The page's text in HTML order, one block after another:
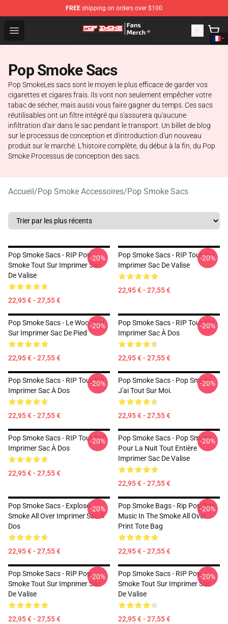
FREE shipping on orders over $100
Open menu
Pop Smoke Store - Official Pop Smoke Merchandise
Pop Smoke Sacs
Pop SmokeLes sacs sont le moyen le plus efficace de garder vos
cigarettes et cigares frais. Ils vont non seulement empêcher votre
tabac de sécher, mais aussi vous faire gagner du temps. Ces sacs
réutilisables ont un filtre intégré qui s'assurera qu'aucune
infiltration d'air dans le sac pendant le transport. Un billet de blog
sur le processus de conception et d'introduction d'un nouveau
produit sur le marché. L'histoire complète, du début à la fin, du Pop
Smoke Processus de conception des sacs.
Accueil/Pop Smoke Accessoires/Pop Smoke Sacs
Pop Smoke Sacs - RIP Pop
Smoke Tout Sur Imprimer Sac
De Valise
22,95 € - 27,55 €
-20%
Pop Smoke Sacs - RIP Tout Sur
Imprimer Sac De Valise
22,95 € - 27,55 €
-20%
Pop Smoke Sacs - Le Woo Tout
Sur Imprimer Sac De Pied
22,95 € - 27,55 €
-20%
Pop Smoke Sacs - RIP Tout Sur
Imprimer Sac À Dos
22,95 € - 27,55 €
-20%
Pop Smoke Sacs - RIP Tout Sur
Imprimer Sac À Dos
22,95 € - 27,55 €
-20%
Pop Smoke Sacs - Pop Smoke
J'ai Tout Sur Moi.
22,95 € - 27,55 €
-20%
Pop Smoke Sacs - RIP Tout Sur
Imprimer Sac À Dos
22,95 € - 27,55 €
-20%
Pop Smoke Sacs - Pop Smoke
Pour La Nuit Tout Entière
Imprimer Sac De Valise
22,95 € - 27,55 €
-20%
Pop Smoke Sacs - Explosé
Smoke All Over Imprimer Sac À
Dos
22,95 € - 27,55 €
-20%
Pop Smoke Bags - Rip Pop Rap
Music In The Smoke All Over
Print Tote Bag
22,95 € - 27,55 €
-20%
Pop Smoke Sacs - RIP Pop
Smoke Tout Sur Imprimer Sac
De Valise
22,95 € - 27,55 €
-20%
Pop Smoke Sacs - RIP Pop
Smoke Tout Sur Imprimer Sac
De Valise
22,95 € - 27,55 €
-20%